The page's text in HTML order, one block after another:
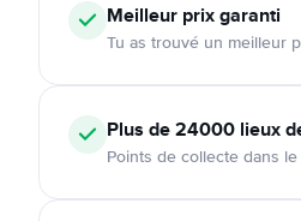
Meilleur prix garanti
Tu as trouvé un meilleur
Plus de 24000 lieux
Points de collecte dans